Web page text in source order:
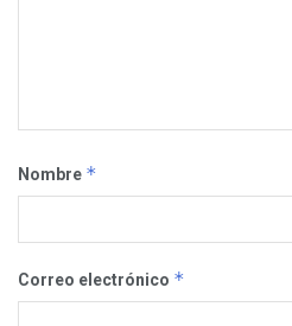
Nombre *
Correo electrónico *